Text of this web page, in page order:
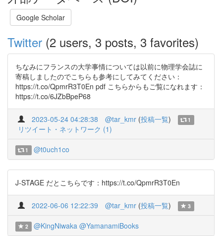
Google Scholar
Twitter (2 users, 3 posts, 3 favorites)
ちなみにフランスの大学事情については以前に物理学会誌に
寄稿しましたのでこちらも参考にしてみてください：
https://t.co/QpmrR3T0En pdf こちらからもご覧になれます：
https://t.co/6JZbBpeP68
2023-05-24 04:28:38 @tar_kmr (投稿一覧) 1
リツイート・ネットワーク (1)
1 @t0uch1co
J-STAGE だとこちらです：https://t.co/QpmrR3T0En
2022-06-06 12:22:39 @tar_kmr (投稿一覧) 3
2 @KingNiwaka @YamanamiBooks